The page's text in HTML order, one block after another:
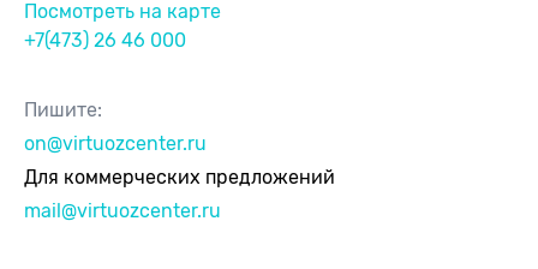
Посмотреть на карте
+7(473) 26 46 000
Пишите:
on@virtuozcenter.ru
Для коммерческих предложений
mail@virtuozcenter.ru